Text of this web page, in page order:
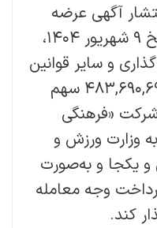
آگهی عرضه
عمومی، در نظر دارد در تاریخ ۹ شهریور ۱۴۰۴،
و سایر قوانین
و مقررات مربوطه، تعداد ۴۸۳,۶۹۰,۶۹۰ سهم
شرکت «فرهنگی
وزارت ورزش و
و یکجا و به‌صورت
وجه معامله